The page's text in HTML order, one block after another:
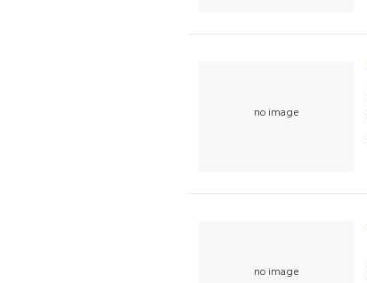
no image
no image